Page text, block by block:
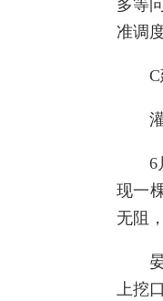
多等
准调
6
现一
无阻
上挖